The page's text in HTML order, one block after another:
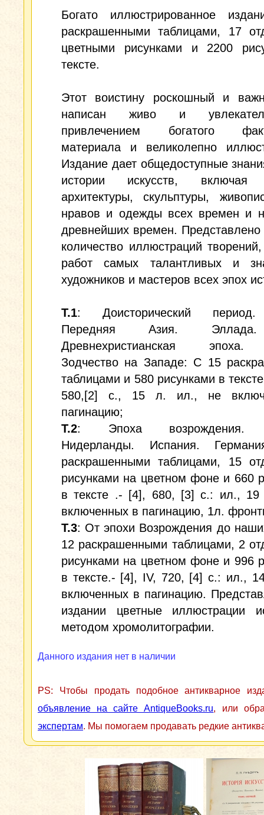
Богато иллюстрированное
раскрашенными таблицами, 17
цветными рисунками и 2200
тексте.
Этот воистину роскошный и
написан живо и
привлечением богатого
материала и великолепно
Издание дает общедоступные
истории искусств, включая
архитектуры, скульптуры,
нравов и одежды всех времен и
древнейших времен. Представлено
количество иллюстраций
работ самых талантливых и
художников и мастеров всех эпох
Т.1: Доисторический период.
Передняя Азия.
Древнехристианская
Зодчество на Западе: С 15
таблицами и 580 рисунками в
580,[2] c., 15 л. ил., не
пагинацию;
Т.2: Эпоха возрождения.
Нидерланды. Испания.
раскрашенными таблицами, 15
рисунками на цветном фоне и 660
в тексте .- [4], 680, [3] c.: ил.,
включенных в пагинацию, 1л.
Т.3: От эпохи Возрождения до
12 раскрашенными таблицами, 2
рисунками на цветном фоне и 996
в тексте.- [4], IV, 720, [4] с.: ил.,
включенных в пагинацию.
издании цветные иллюстрации
методом хромолитографии.
Данного издания нет в наличии
PS: Чтобы продать подобное антикварное
объявление на сайте AntiqueBooks.ru, или
экспертам. Мы помогаем продавать редкие